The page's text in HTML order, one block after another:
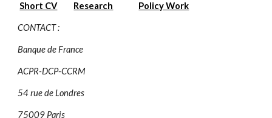
Short CV Research Policy Work
CONTACT :
Banque de France
ACPR-DCP-CCRM
54 rue de Londres
75009 Paris